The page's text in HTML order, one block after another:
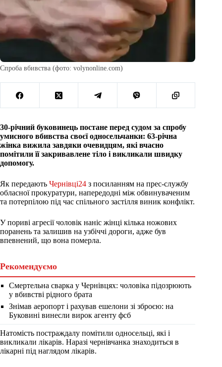
Спроба вбивства (фото: volynonline.com)
30-річний буковинець постане перед судом за спробу
умисного вбивства своєї односельчанки: 63-річна
жінка вижила завдяки очевидцям, які вчасно
помітили її закривавлене тіло і викликали швидку
допомогу.
Як передають Чернівці24 з посиланням на прес-службу
обласної прокуратури, напередодні між обвинуваченим
та потерпілою під час спільного застілля виник конфлікт.
У пориві агресії чоловік наніс жінці кілька ножових
поранень та залишив на узбіччі дороги, адже був
впевнений, що вона померла.
Рекомендуємо
Смертельна сварка у Чернівцях: чоловіка підозрюють
у вбивстві рідного брата
Знімав аеропорт і рахував ешелони зі зброєю: на
Буковині винесли вирок агенту фсб
Натомість постраждалу помітили односельці, які і
викликали лікарів. Наразі чернівчанка знаходиться в
лікарні під наглядом лікарів.